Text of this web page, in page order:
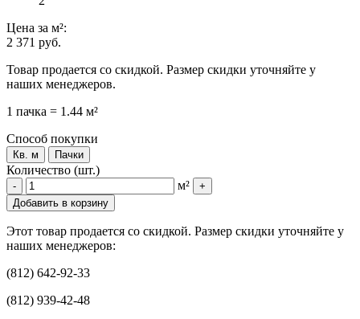
Цена за м²:
2 371 руб.
Товар продается со скидкой. Размер скидки уточняйте у
наших менеджеров.
1 пачка = 1.44 м²
Способ покупки
Кв. м Пачки
Количество (шт.)
- м²
+
Добавить в корзину
Этот товар продается со скидкой. Размер скидки уточняйте у
наших менеджеров:
(812) 642-92-33
(812) 939-42-48